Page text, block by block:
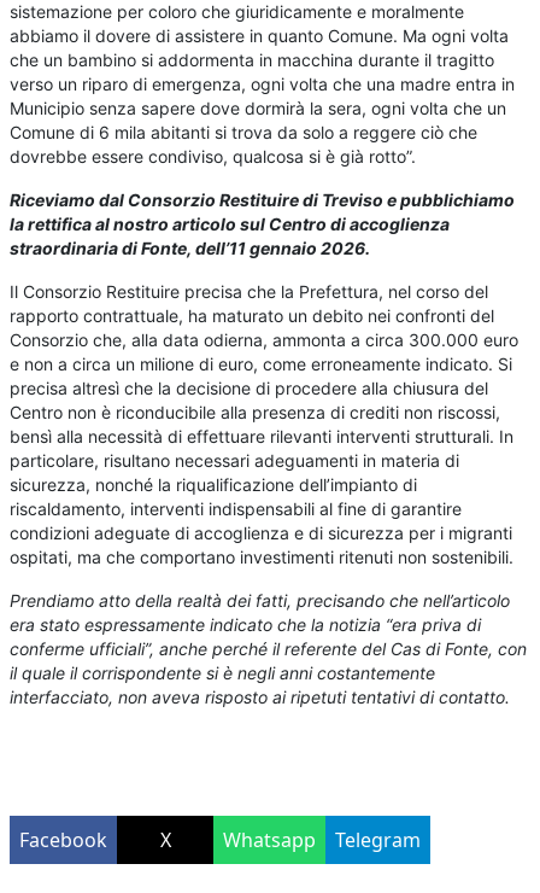
sistemazione per coloro che giuridicamente e moralmente
abbiamo il dovere di assistere in quanto Comune. Ma ogni volta
che un bambino si addormenta in macchina durante il tragitto
verso un riparo di emergenza, ogni volta che una madre entra in
Municipio senza sapere dove dormirà la sera, ogni volta che un
Comune di 6 mila abitanti si trova da solo a reggere ciò che
dovrebbe essere condiviso, qualcosa si è già rotto”.
Riceviamo dal Consorzio Restituire di Treviso e pubblichiamo
la rettifica al nostro articolo sul Centro di accoglienza
straordinaria di Fonte, dell’11 gennaio 2026.
Il Consorzio Restituire precisa che la Prefettura, nel corso del
rapporto contrattuale, ha maturato un debito nei confronti del
Consorzio che, alla data odierna, ammonta a circa 300.000 euro
e non a circa un milione di euro, come erroneamente indicato. Si
precisa altresì che la decisione di procedere alla chiusura del
Centro non è riconducibile alla presenza di crediti non riscossi,
bensì alla necessità di effettuare rilevanti interventi strutturali. In
particolare, risultano necessari adeguamenti in materia di
sicurezza, nonché la riqualificazione dell’impianto di
riscaldamento, interventi indispensabili al fine di garantire
condizioni adeguate di accoglienza e di sicurezza per i migranti
ospitati, ma che comportano investimenti ritenuti non sostenibili.
Prendiamo atto della realtà dei fatti, precisando che nell’articolo
era stato espressamente indicato che la notizia “era priva di
conferme ufficiali”, anche perché il referente del Cas di Fonte, con
il quale il corrispondente si è negli anni costantemente
interfacciato, non aveva risposto ai ripetuti tentativi di contatto.
Facebook X Whatsapp Telegram